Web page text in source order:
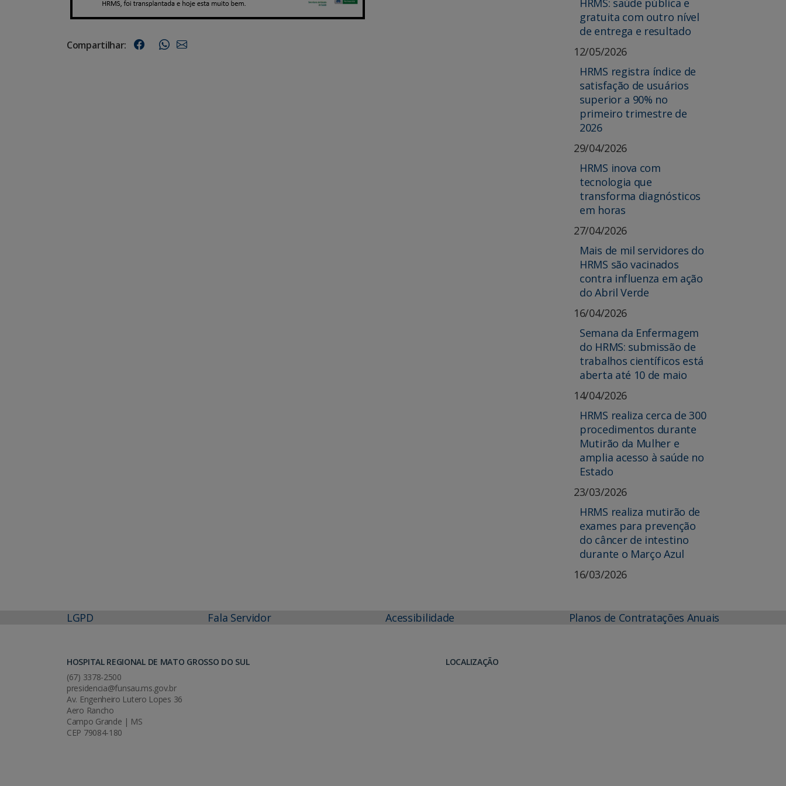
Compartilhar:
gratuita com outro nível
de entrega e resultado
12/05/2026
HRMS registra índice de
satisfação de usuários
superior a 90% no
primeiro trimestre de
2026
29/04/2026
HRMS inova com
tecnologia que
transforma diagnósticos
em horas
27/04/2026
Mais de mil servidores do
HRMS são vacinados
contra influenza em ação
do Abril Verde
16/04/2026
Semana da Enfermagem
do HRMS: submissão de
trabalhos científicos está
aberta até 10 de maio
14/04/2026
HRMS realiza cerca de 300
procedimentos durante
Mutirão da Mulher e
amplia acesso à saúde no
Estado
23/03/2026
HRMS realiza mutirão de
exames para prevenção
do câncer de intestino
durante o Março Azul
16/03/2026
LGPD Fala Servidor Acessibilidade Planos de Contratações Anuais
HOSPITAL REGIONAL DE MATO GROSSO DO SUL
(67) 3378-2500
presidencia@funsau.ms.gov.br
Av. Engenheiro Lutero Lopes 36
Aero Rancho
Campo Grande | MS
CEP 79084-180
LOCALIZAÇÃO